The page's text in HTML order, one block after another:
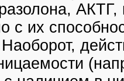
АКТГ,
с их